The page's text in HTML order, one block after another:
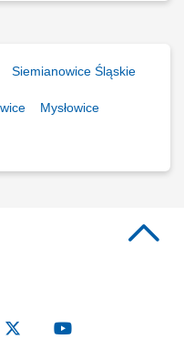
Siemianowice Śląskie
Mysłowice